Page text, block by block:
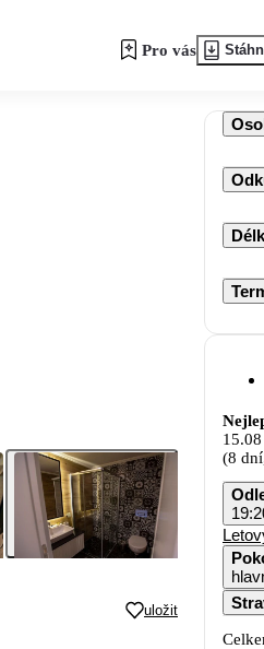
Pro vás
uložit
15.08
(8